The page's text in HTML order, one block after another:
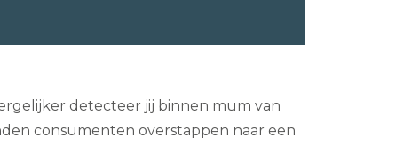
detecteer jij binnen mum van
consumenten overstappen naar een